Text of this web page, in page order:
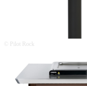
© Pilot Rock